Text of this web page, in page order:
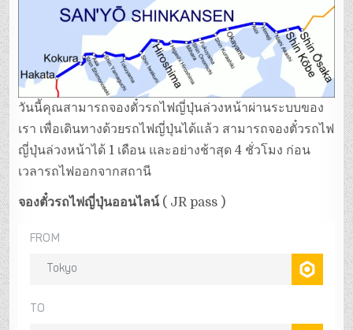
วันนี้คุณสามารถจองตั๋วรถไฟญี่ปุ่นล่วงหน้าผ่านระบบของ
เรา เพื่อเดินทางด้วยรถไฟญี่ปุ่นได้แล้ว สามารถจองตั๋วรถไฟ
ญี่ปุ่นล่วงหน้าได้ 1 เดือน และอย่างช้าสุด 4 ชั่วโมง ก่อน
เวลารถไฟออกจากสถานี
จองตั๋วรถไฟญี่ปุ่นออนไลน์( JR pass )